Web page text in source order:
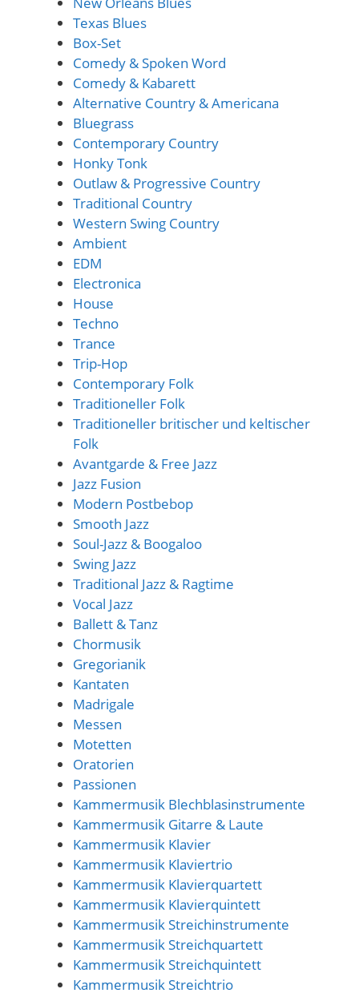
Texas Blues
Box-Set
Comedy & Spoken Word
Comedy & Kabarett
Alternative Country & Americana
Bluegrass
Contemporary Country
Honky Tonk
Outlaw & Progressive Country
Traditional Country
Western Swing Country
Ambient
EDM
Electronica
House
Techno
Trance
Trip-Hop
Contemporary Folk
Traditioneller Folk
Traditioneller britischer und keltischer
Folk
Avantgarde & Free Jazz
Jazz Fusion
Modern Postbebop
Smooth Jazz
Soul-Jazz & Boogaloo
Swing Jazz
Traditional Jazz & Ragtime
Vocal Jazz
Ballett & Tanz
Chormusik
Gregorianik
Kantaten
Madrigale
Messen
Motetten
Oratorien
Passionen
Kammermusik Blechblasinstrumente
Kammermusik Gitarre & Laute
Kammermusik Klavier
Kammermusik Klaviertrio
Kammermusik Klavierquartett
Kammermusik Klavierquintett
Kammermusik Streichinstrumente
Kammermusik Streichquartett
Kammermusik Streichquintett
Kammermusik Streichtrio